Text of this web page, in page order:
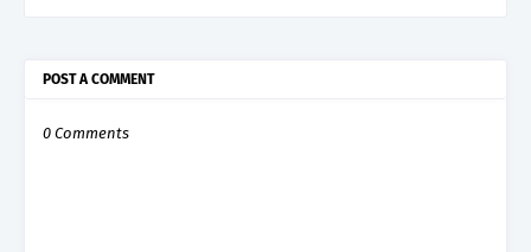
POST A COMMENT
0 Comments